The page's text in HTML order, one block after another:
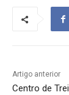
Artigo anterior
Centro de